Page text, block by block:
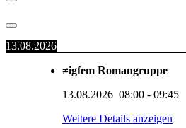
13.08.2026
≠igfem Romangruppe
13.08.2026 08:00 - 09:45
Weitere Details anzeigen